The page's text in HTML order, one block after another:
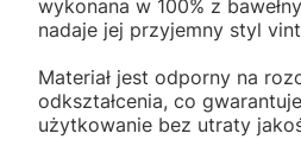
wykonana w 100% z
nadaje jej przyjemny styl
Materiał jest odporny na
odkształcenia, co
użytkowanie bez utraty